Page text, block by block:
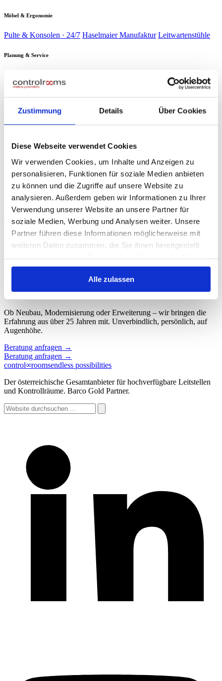
Zustimmung Details Über Cookies
Diese Webseite verwendet Cookies
Wir verwenden Cookies, um Inhalte und Anzeigen zu
personalisieren, Funktionen für soziale Medien anbieten
zu können und die Zugriffe auf unsere Website zu
analysieren. Außerdem geben wir Informationen zu Ihrer
Verwendung unserer Website an unsere Partner für
soziale Medien, Werbung und Analysen weiter. Unsere
Partner führen diese Informationen möglicherweise mit
weiteren Daten zusammen, die Sie ihnen bereitgestellt
gesammelt haben.
Alle zulassen
Möbel & Ergonomie
Pulte & Konsolen · 24/7 Haselmaier Manufaktur Leitwartenstühle
Planung & Service
Verträge Verbrauchsmaterial
BahnLeitzentralen & Stellwerkstechnik Sicherheit &
Planung & Design
Journal
Presse▾
ORF NÖ BerichtTV-Beitrag: Spezialist für Leitzentralen Fachartikel
Produktportfolio auf einen Blick
Über uns
KI
Beratung anfragen→
Start
Schlagwort: Scalability
Schlagwort: Scalability
Keine Beiträge gefunden.
Sprechen wir über Ihren Kontroll∞raum.
Ob Neubau, Modernisierung oder Erweiterung – wir bringen die
Erfahrung aus über 25 Jahren mit. Unverbindlich, persönlich, auf
Augenhöhe.
Beratung anfragen →
Beratung anfragen →
control∞roomsendless possibilities
Der österreichische Gesamtanbieter für hochverfügbare Leitstellen
und Kontrollräume. Barco Gold Partner.
Website
durchsuchen